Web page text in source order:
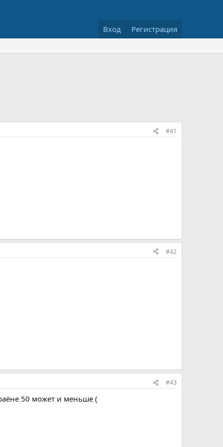
Вход Регистрация
#41
#42
#43
50 может и меньше (